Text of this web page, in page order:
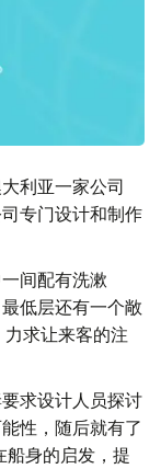
利亚一家公司
专门设计和制作
间配有洗漱
低层还有一个敞
求让来客的注
求设计人员探讨
性，随后就有了
船身的启发，提